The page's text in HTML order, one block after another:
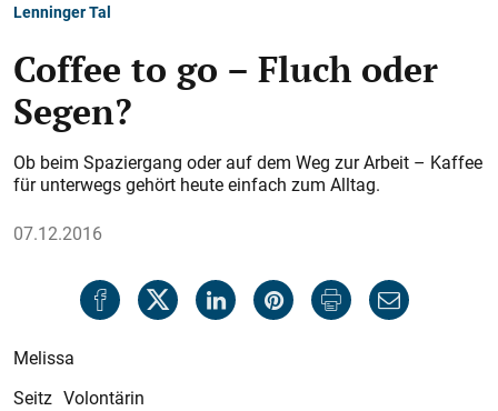
Lenninger Tal
Coffee to go – Fluch oder
Segen?
Ob beim Spaziergang oder auf dem Weg zur Arbeit – Kaffee
für unterwegs gehört heute einfach zum Alltag.
07.12.2016
Melissa
Seitz Volontärin